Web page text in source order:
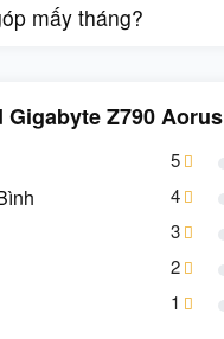
mấy tháng?
Z790
5
4
3
2
1